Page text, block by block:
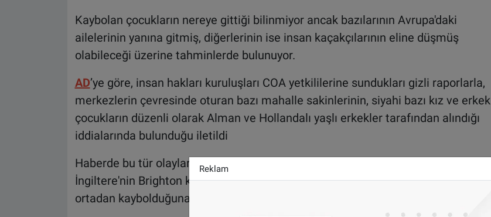
Kaybolan çocukların nereye gittiği bilinmiyor ancak bazılarının Avrupa'daki
ailelerinin yanına gitmiş, diğerlerinin ise insan kaçakçılarının eline düşmüş
olabileceği üzerine tahminlerde bulunuyor.
AD’ye göre, insan hakları kuruluşları COA yetkililerine sundukları gizli raporlarla,
merkezlerin çevresinde oturan bazı mahalle sakinlerinin, siyahi bazı kız ve erkek
çocukların düzenli olarak Alman ve Hollandalı yaşlı erkekler tarafından alındığı
iddialarında bulunduğu iletildi
Haberde bu tür olayların sadece Hollanda'ya özgü olmadığı son 1,5 yıl içinde
İngiltere'nin Brighton kentinde bir otele yerleştirilen 136 mülteci çocuğun da
ortadan kaybolduğuna dikkat çekildi.
Reklam